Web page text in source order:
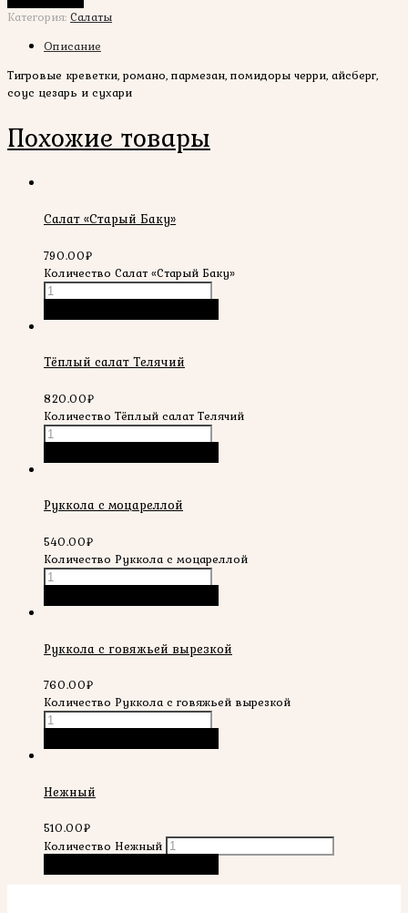
Категория: Салаты
Описание
Тигровые креветки, романо, пармезан, помидоры черри, айсберг,
соус цезарь и сухари
Похожие товары
Салат «Старый Баку»
790.00₽
Количество Салат «Старый Баку»
Тёплый салат Телячий
820.00₽
Количество Тёплый салат Телячий
Руккола с моцареллой
540.00₽
Количество Руккола с моцареллой
Руккола с говяжьей вырезкой
760.00₽
Количество Руккола с говяжьей вырезкой
Нежный
510.00₽
Количество Нежный